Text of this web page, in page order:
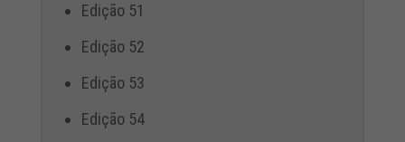
Edição 51
Edição 52
Edição 53
Edição 54